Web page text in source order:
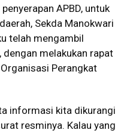
APBD, untuk
Sekda Manokwari
telah mengambil
melakukan rapat
Perangkat
informasi kita dikurangi
resminya. Kalau yang